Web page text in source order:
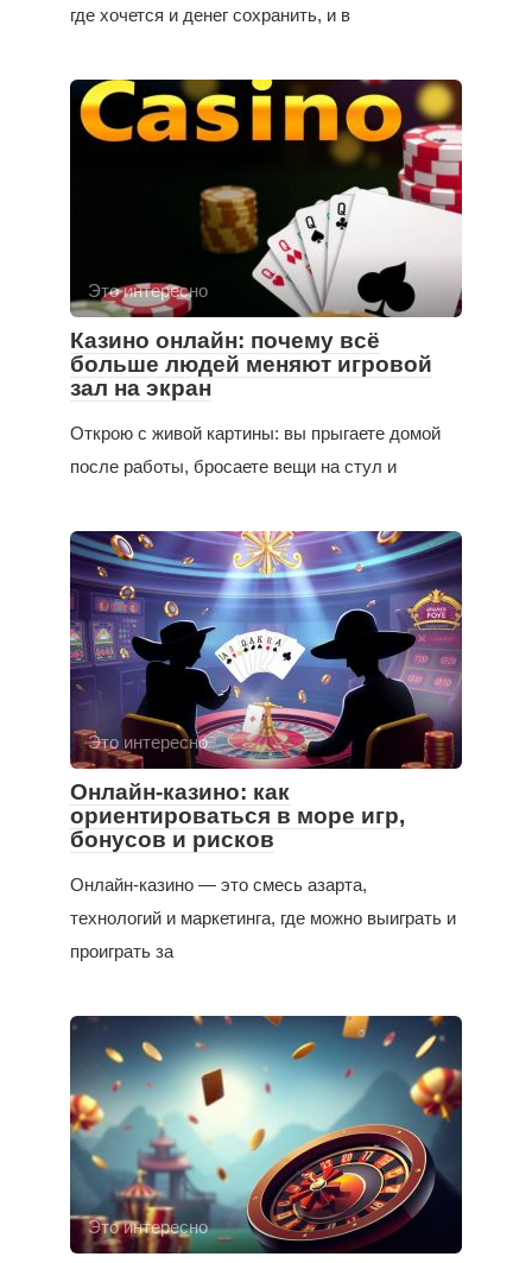
где хочется и денег сохранить, и в
Это интересно
Казино онлайн: почему всё
больше людей меняют игровой
зал на экран
Открою с живой картины: вы прыгаете домой
после работы, бросаете вещи на стул и
Это интересно
Онлайн-казино: как
ориентироваться в море игр,
бонусов и рисков
Онлайн-казино — это смесь азарта,
технологий и маркетинга, где можно выиграть и
проиграть за
Это интересно